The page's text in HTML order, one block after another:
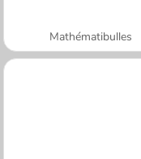
Mathématibulles